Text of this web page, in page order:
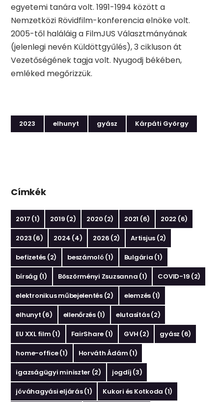
egyetemi tanára volt. 1991-1994 között a
Nemzetközi Rövidfilm-konferencia elnöke volt.
2005-től haláláig a FilmJUS Választmányának
(jelenlegi nevén Küldöttgyűlés), 3 cikluson át
Vezetőségének tagja volt. Nyugodj békében,
emléked megőrizzük.
2023 elhunyt gyász Kárpáti György
Címkék
2017 (1) 2019 (2) 2020 (2) 2021 (6) 2022 (6)
2023 (6) 2024 (4) 2026 (2) Artisjus (2)
befizetés (2) beszámoló (1) Bulgária (1)
bírság (1) Böszörményi Zsuzsanna (1) COVID-19 (2)
elektronikus műbejelentés(2) elemzés (1)
elhunyt (6) ellenőrzés(1) elutasítás(2)
EU XXL film (1) FairShare (1) GVH (2) gyász (6)
home-office(1) Horváth Ádám (1)
igazságügyi miniszter (2) jogdíj (3)
jóváhagyási eljárás(1) Kukori és Kotkoda (1)